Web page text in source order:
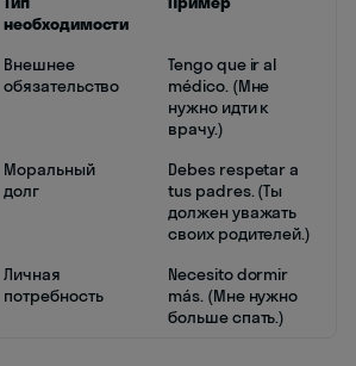
необходимости
Внешнее
обязательство
Tengo que ir al
médico. (Мне
нужно идти к
врачу.)
Моральный
долг
Debes respetar a
tus padres. (Ты
должен уважать
своих родителей.)
Личная
потребность
Necesito dormir
más. (Мне нужно
больше спать.)